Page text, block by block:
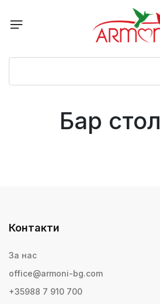
Бар
Контакти
За нас
office@armoni-bg.com
+35988 7 910 700